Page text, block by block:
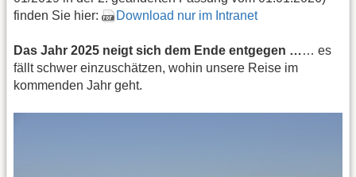
finden Sie hier:
Download nur im Intranet
Das Jahr 2025 neigt sich dem Ende entgegen …… es
fällt schwer einzuschätzen, wohin unsere Reise im
kommenden Jahr geht.